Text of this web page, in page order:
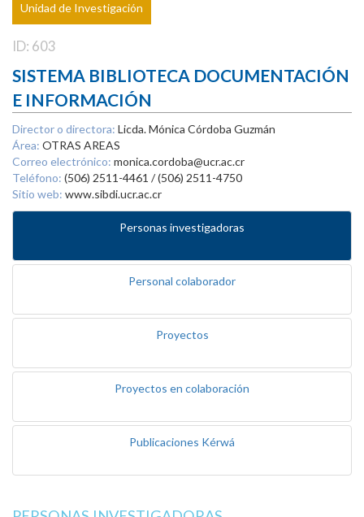
Unidad de Investigación
ID: 603
SISTEMA BIBLIOTECA DOCUMENTACIÓN
E INFORMACIÓN
Director o directora: Licda. Mónica Córdoba Guzmán
Área: OTRAS AREAS
Correo electrónico: monica.cordoba@ucr.ac.cr
Teléfono: (506) 2511-4461 / (506) 2511-4750
Sitio web: www.sibdi.ucr.ac.cr
Personas investigadoras
Personal colaborador
Proyectos
Proyectos en colaboración
Publicaciones Kérwá